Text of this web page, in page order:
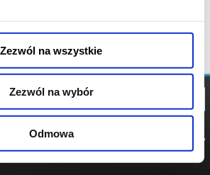
Zezwól na wszystkie
Zezwól na wybór
Odmowa
POLITYKA
POLITYKA